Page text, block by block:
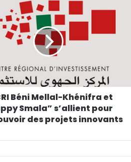
Béni Mellal-Khénifra et
Smala” s’allient pour
des projets innovants